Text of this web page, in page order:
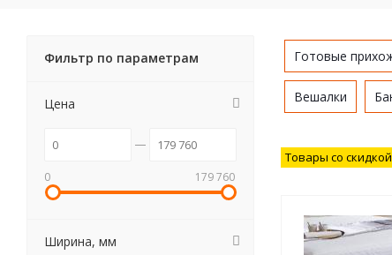
Готовые
Вешалки
Товары со скидкой
Фильтр по параметрам
Цена
0 179 760
Ширина, мм